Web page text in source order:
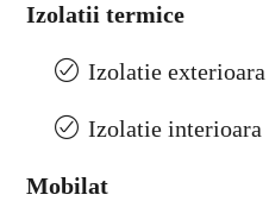
Izolatii termice
Izolatie exterioara
Izolatie interioara
Mobilat